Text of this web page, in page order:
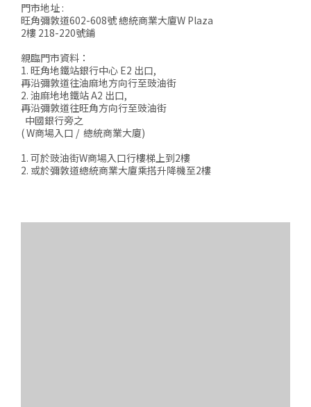
門市地址 :
旺角彌敦道602-608號 總統商業大廈W Plaza
2樓 218-220號鋪
親臨門市資料：
1. 旺角地鐵站銀行中心 E2 出口,
再沿彌敦道往油麻地方向行至豉油街
2. 油麻地地鐵站 A2 出口,
再沿彌敦道往旺角方向行至豉油街
中國銀行旁之
( W商場入口 / 總統商業大廈)
1. 可於豉油街W商場入口行樓梯上到2樓
2. 或於彌敦道總統商業大廈乘搭升降機至2樓